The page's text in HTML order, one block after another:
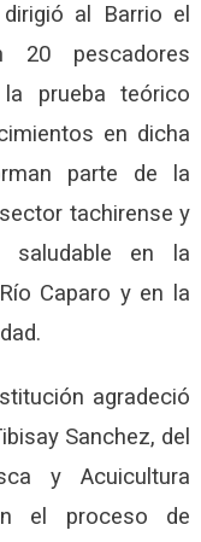
al Barrio el
pescadores
la prueba teórico
en dicha
parte de la
tachirense y
saludable en la
Caparo y en la
agradeció
Sanchez, del
y Acuicultura
el proceso de